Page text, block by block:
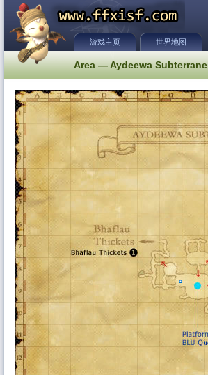
游戏主页 世界地图
Area — Aydeewa Subterrane